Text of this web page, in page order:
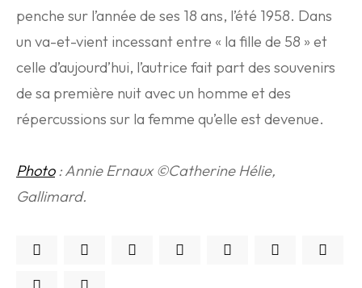
penche sur l’année de ses 18 ans, l’été 1958. Dans
un va-et-vient incessant entre « la fille de 58 » et
celle d’aujourd’hui, l’autrice fait part des souvenirs
de sa première nuit avec un homme et des
répercussions sur la femme qu’elle est devenue.
Photo: Annie Ernaux ©Catherine Hélie,
Gallimard.